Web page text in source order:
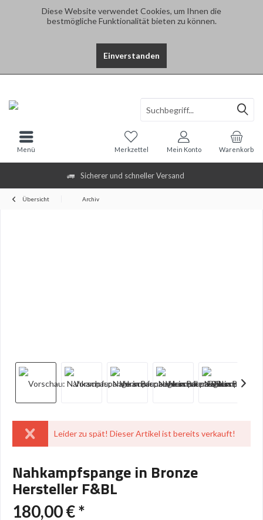
Diese Website verwendet Cookies, um Ihnen die
bestmögliche Funktionalität bieten zu können.
Einverstanden
Sicherer und schneller Versand
Warenkorb
Merkzettel Mein Konto
Menü
Übersicht Archiv
Leider zu spät! Dieser Artikel ist bereits verkauft!
Nahkampfspange in Bronze
Hersteller F&BL
180,00 € *